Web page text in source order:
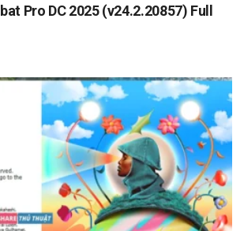
Pro DC 2025 (v24.2.20857) Full